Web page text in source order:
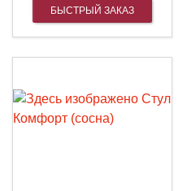
БЫСТРЫЙ ЗАКАЗ